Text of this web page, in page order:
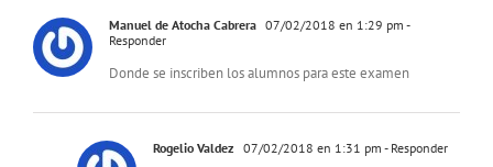
Manuel de Atocha Cabrera 07/02/2018 en 1:29 pm -
Responder
Donde se inscriben los alumnos para este examen
Rogelio Valdez 07/02/2018 en 1:31 pm - Responder